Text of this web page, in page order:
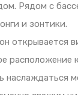
Рядом с
и зонтики.
открывается
расположение
наслаждаться